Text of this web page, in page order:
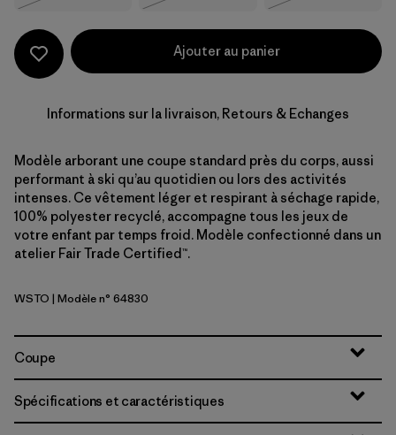
Ajouter au panier
Informations sur la livraison, Retours & Echanges
Modèle arborant une coupe standard près du corps, aussi
performant à ski qu’au quotidien ou lors des activités
intenses. Ce vêtement léger et respirant à séchage rapide,
100% polyester recyclé, accompagne tous les jeux de
votre enfant par temps froid. Modèle confectionné dans un
atelier Fair Trade Certified™.
Weathered Stone
WSTO | Modèle n° 64830
Coupe
Spécifications et caractéristiques